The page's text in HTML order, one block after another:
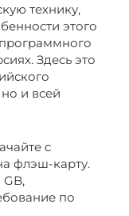
технику,
этого
программного
Здесь это
и всей
с
флэш-карту.
по